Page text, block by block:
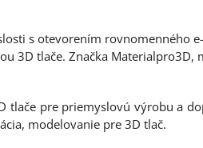
s otevorením rovnomenného
3D tlače. Značka Materialpro3D,
pre priemyslovú výrobu a
modelovanie pre 3D tlač.